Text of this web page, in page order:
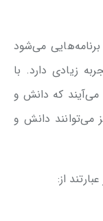
می‌شود
زیادی دارد. با
می‌آیند که دانش و
می‌توانند دانش و
از: